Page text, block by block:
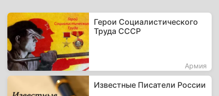
Герои Социалистического
Труда СССР
Армия
Известные Писатели России